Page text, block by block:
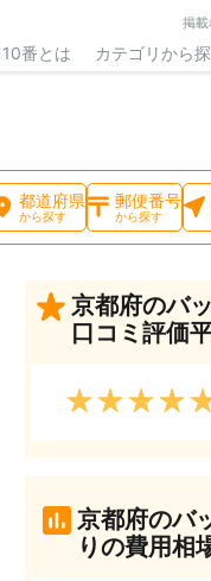
掲
番とは カテゴリから
都道府県
から探す
郵便番号
から探す
京都府のバ
口コミ評価
京都府のバ
りの費用相